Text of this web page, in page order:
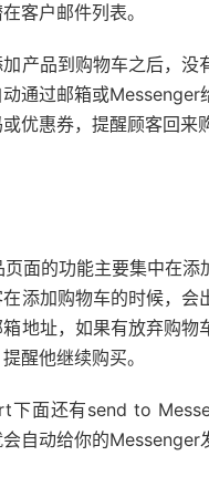
客户邮件列表。
产品到购物车之后，没
通过邮箱或Messenger
优惠券，提醒顾客回来
面的功能主要集中在添
添加购物车的时候，会
地址，如果有放弃购物
醒他继续购买。
下面还有send to
自动给你的Messenger